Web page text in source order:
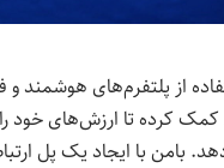
از پلتفرم‌های هوشمند و
کمک کرده تا ارزش‌های خود
بامن با ایجاد یک پل